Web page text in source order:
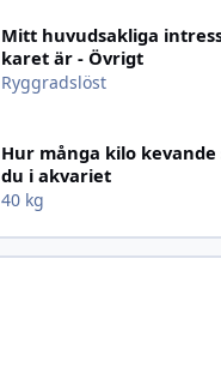
Mitt huvudsakliga
karet är - Övrigt
Ryggradslöst
Hur många kilo
du i akvariet
40 kg